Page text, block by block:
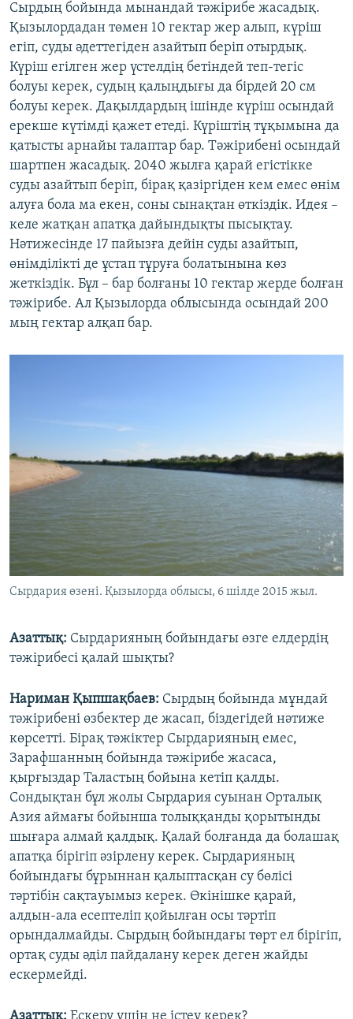
Сырдың бойында мынандай тәжірибе жасадық.
Қызылордадан төмен 10 гектар жер алып, күріш
егіп, суды әдеттегіден азайтып беріп отырдық.
Күріш егілген жер үстелдің бетіндей теп-тегіс
болуы керек, судың қалыңдығы да бірдей 20 см
болуы керек. Дақылдардың ішінде күріш осындай
ерекше күтімді қажет етеді. Күріштің тұқымына да
қатысты арнайы талаптар бар. Тәжірибені осындай
шартпен жасадық. 2040 жылға қарай егістікке
суды азайтып беріп, бірақ қазіргіден кем емес өнім
алуға бола ма екен, соны сынақтан өткіздік. Идея –
келе жатқан апатқа дайындықты пысықтау.
Нәтижесінде 17 пайызға дейін суды азайтып,
өнімділікті де ұстап тұруға болатынына көз
жеткіздік. Бұл – бар болғаны 10 гектар жерде болған
тәжірибе. Ал Қызылорда облысында осындай 200
мың гектар алқап бар.
Сырдария өзені. Қызылорда облысы, 6 шілде 2015 жыл.
Азаттық: Сырдарияның бойындағы өзге елдердің
тәжірибесі қалай шықты?
Нариман Қыпшақбаев: Сырдың бойында мұндай
тәжірибені өзбектер де жасап, біздегідей нәтиже
көрсетті. Бірақ тәжіктер Сырдарияның емес,
Зарафшанның бойында тәжірибе жасаса,
қырғыздар Таластың бойына кетіп қалды.
Сондықтан бұл жолы Сырдария суынан Орталық
Азия аймағы бойынша толыққанды қорытынды
шығара алмай қалдық. Қалай болғанда да болашақ
апатқа бірігіп әзірлену керек. Сырдарияның
бойындағы бұрыннан қалыптасқан су бөлісі
тәртібін сақтауымыз керек. Өкінішке қарай,
алдын-ала есептеліп қойылған осы тәртіп
орындалмайды. Сырдың бойындағы төрт ел бірігіп,
ортақ суды әділ пайдалану керек деген жайды
ескермейді.
Азаттық: Ескеру үшін не істеу керек?